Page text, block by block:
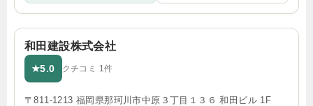
和田建設株式会社
★5.0 クチコミ 1件
〒811-1213 福岡県那珂川市中原３丁目１３６ 和田ビル 1F